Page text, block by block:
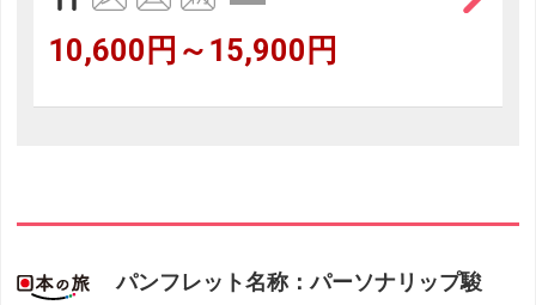
10,600円～15,900円
パンフレット名称：パーソナリップ駿